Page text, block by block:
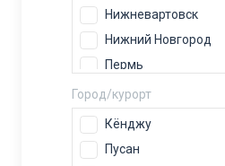
Нижневартовск
Нижний Новгород
Пермь
Самара
Город/курорт
Кёнджу
Пусан